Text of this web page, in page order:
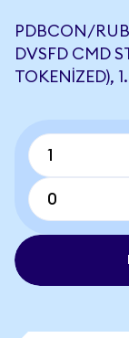
PDBCON/
DVSFD CMD
TOKENIZED),